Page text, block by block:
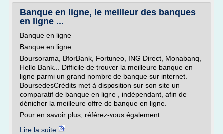
Banque en ligne, le meilleur des banques
en ligne ...
Banque en ligne
Banque en ligne
Boursorama, BforBank, Fortuneo, ING Direct, Monabanq,
Hello Bank... Difficile de trouver la meilleure banque en
ligne parmi un grand nombre de banque sur internet.
BoursedesCrédits met à disposition sur son site un
comparatif de banque en ligne , indépendant, afin de
dénicher la meilleure offre de banque en ligne.
Pour en savoir plus, référez-vous également...
Lire la suite